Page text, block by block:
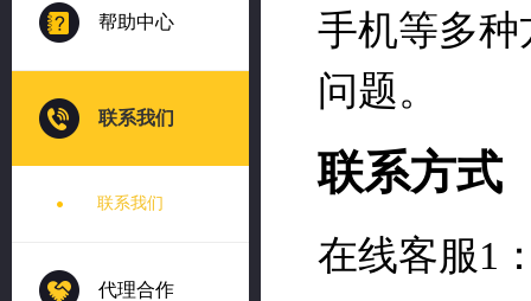
%
%
帮助中心
联系我们
联系我们
代理合作